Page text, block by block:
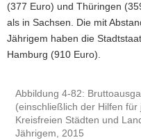
(377 Euro) und Thüringen
als in Sachsen. Die mit
Jährigem haben die
Hamburg (910 Euro).
Abbildung 4-82:
(einschließlich der Hilfen
Kreisfreien Städten und
Jährigem, 2015